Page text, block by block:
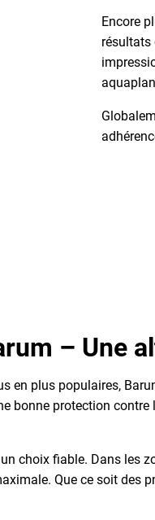
Encore
résultats
– Une
en plus populaires,
bonne protection
choix fiable. Dans les
Que ce soit des